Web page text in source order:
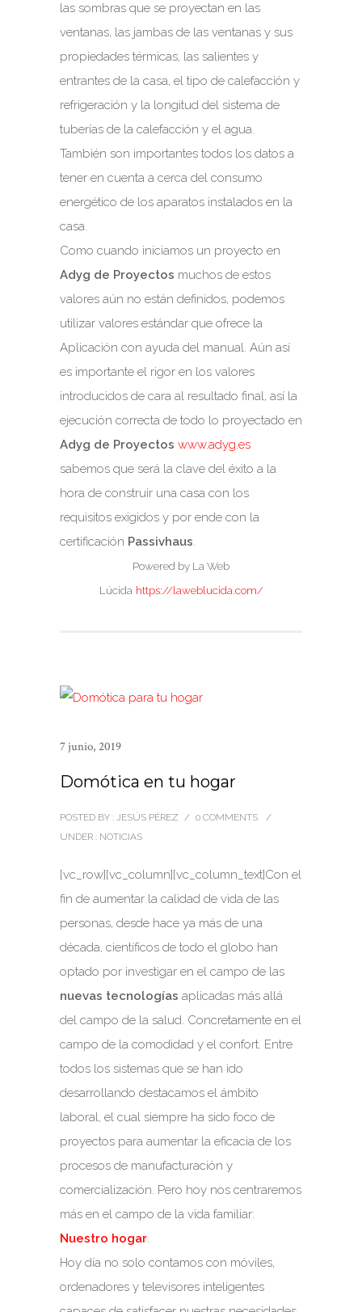
las sombras que se proyectan en las
ventanas, las jambas de las ventanas y sus
propiedades térmicas, las salientes y
entrantes de la casa, el tipo de calefacción y
refrigeración y la longitud del sistema de
tuberías de la calefacción y el agua.
También son importantes todos los datos a
tener en cuenta a cerca del consumo
energético de los aparatos instalados en la
casa.
Como cuando iniciamos un proyecto en
Adyg de Proyectos muchos de estos
valores aún no están definidos, podemos
utilizar valores estándar que ofrece la
Aplicación con ayuda del manual. Aún así
es importante el rigor en los valores
introducidos de cara al resultado final, así la
ejecución correcta de todo lo proyectado en
Adyg de Proyectos www.adyg.es
sabemos que será la clave del éxito a la
hora de construir una casa con los
requisitos exigidos y por ende con la
certificación Passivhaus.
Powered by La Web
Lúcida https://laweblucida.com/
7 junio, 2019
Domótica en tu hogar
POSTED BY : JESÚS PÉREZ / 0 COMMENTS
/
UNDER : NOTICIAS
[vc_row][vc_column][vc_column_text]Con el
fin de aumentar la calidad de vida de las
personas, desde hace ya más de una
década, científicos de todo el globo han
optado por investigar en el campo de las
nuevas tecnologías aplicadas más allá
del campo de la salud. Concretamente en el
campo de la comodidad y el confort. Entre
todos los sistemas que se han ido
desarrollando destacamos el ámbito
laboral, el cual siempre ha sido foco de
proyectos para aumentar la eficacia de los
procesos de manufacturación y
comercialización. Pero hoy nos centraremos
más en el campo de la vida familiar:
Nuestro hogar.
Hoy día no solo contamos con móviles,
ordenadores y televisores inteligentes